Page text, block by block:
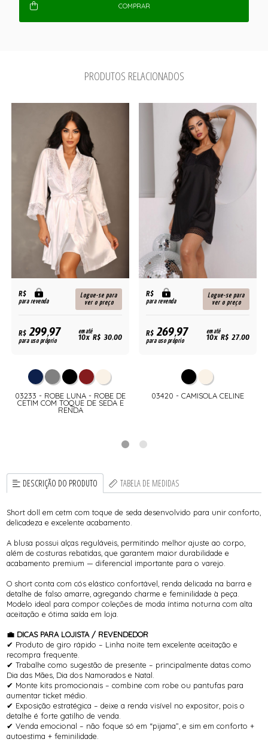
COMPRAR
PRODUTOS RELACIONADOS
R$
para revenda
Logue-se para
ver o preço
R$299,97
para uso próprio
em até
10x R$ 30,00
03233 - ROBE LUNA - ROBE DE
CETIM COM TOQUE DE SEDA E
RENDA
R$
para revenda
Logue-se para
ver o preço
R$269,97
para uso próprio
em até
10x R$ 27,00
03420 - CAMISOLA CELINE
DESCRIÇÃO DO PRODUTO TABELA DE MEDIDAS
Short doll em cetm com toque de seda desenvolvido para unir conforto,
delicadeza e excelente acabamento.
A blusa possui alças reguláveis, permitindo melhor ajuste ao corpo,
além de costuras rebatidas, que garantem maior durabilidade e
acabamento premium — diferencial importante para o varejo.
O short conta com cós elástico confortável, renda delicada na barra e
detalhe de falso amarre, agregando charme e feminilidade à peça.
Modelo ideal para compor coleções de moda íntima noturna com alta
aceitação e ótima saída em loja.
💼 DICAS PARA LOJISTA / REVENDEDOR
✔ Produto de giro rápido – Linha noite tem excelente aceitação e
recompra frequente.
✔ Trabalhe como sugestão de presente – principalmente datas como
Dia das Mães, Dia dos Namorados e Natal.
✔ Monte kits promocionais – combine com robe ou pantufas para
aumentar ticket médio.
✔ Exposição estratégica – deixe a renda visível no expositor, pois o
detalhe é forte gatilho de venda.
✔ Venda emocional – não foque só em “pijama”, e sim em conforto +
autoestima + feminilidade.